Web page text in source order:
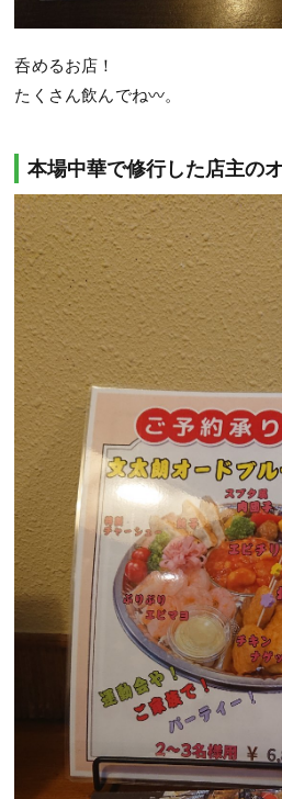
呑めるお店！
たくさん飲んでね〰️。
本場中華で修行した店主の